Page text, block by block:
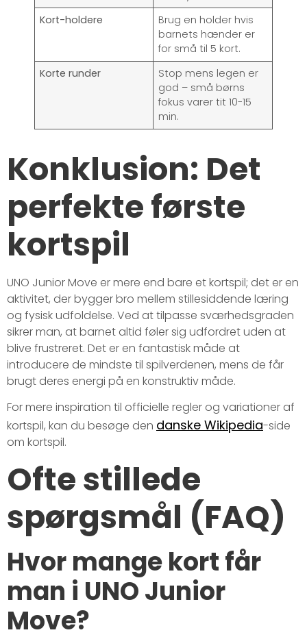
Kort-holdere
Brug en holder hvis
barnets hænder er
for små til 5 kort.
Korte runder
Stop mens legen er
god – små børns
fokus varer tit 10-15
min.
Konklusion: Det
perfekte første
kortspil
UNO Junior Move er mere end bare et kortspil; det er en
aktivitet, der bygger bro mellem stillesiddende læring
og fysisk udfoldelse. Ved at tilpasse sværhedsgraden
sikrer man, at barnet altid føler sig udfordret uden at
blive frustreret. Det er en fantastisk måde at
introducere de mindste til spilverdenen, mens de får
brugt deres energi på en konstruktiv måde.
For mere inspiration til officielle regler og variationer af
kortspil, kan du besøge den danske Wikipedia-side
om kortspil.
Ofte stillede
spørgsmål (FAQ)
Hvor mange kort får
man i UNO Junior
Move?